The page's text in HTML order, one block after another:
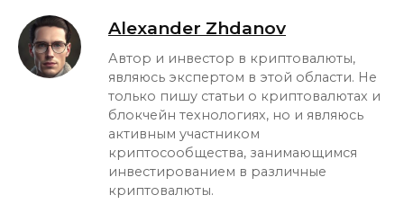
Alexander Zhdanov
Автор и инвестор в криптовалюты,
являюсь экспертом в этой области. Не
только пишу статьи о криптовалютах и
блокчейн технологиях, но и являюсь
активным участником
криптосообщества, занимающимся
инвестированием в различные
криптовалюты.